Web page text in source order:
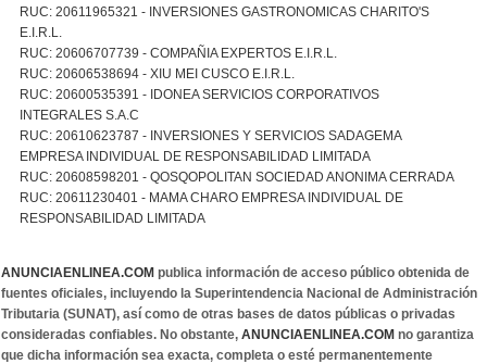
RUC: 20611965321 - INVERSIONES GASTRONOMICAS CHARITO'S
E.I.R.L.
RUC: 20606707739 - COMPAÑIA EXPERTOS E.I.R.L.
RUC: 20606538694 - XIU MEI CUSCO E.I.R.L.
RUC: 20600535391 - IDONEA SERVICIOS CORPORATIVOS
INTEGRALES S.A.C
RUC: 20610623787 - INVERSIONES Y SERVICIOS SADAGEMA
EMPRESA INDIVIDUAL DE RESPONSABILIDAD LIMITADA
RUC: 20608598201 - QOSQOPOLITAN SOCIEDAD ANONIMA CERRADA
RUC: 20611230401 - MAMA CHARO EMPRESA INDIVIDUAL DE
RESPONSABILIDAD LIMITADA
ANUNCIAENLINEA.COM publica información de acceso público obtenida de
fuentes oficiales, incluyendo la Superintendencia Nacional de Administración
Tributaria (SUNAT), así como de otras bases de datos públicas o privadas
consideradas confiables. No obstante, ANUNCIAENLINEA.COM no garantiza
que dicha información sea exacta, completa o esté permanentemente